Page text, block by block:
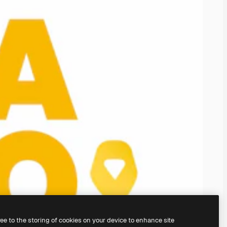
to the storing of cookies on your device to enhance site